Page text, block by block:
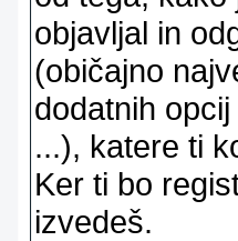
objavljal in
(običajno
dodatnih
...), katere ti
Ker ti bo
izvedeš.